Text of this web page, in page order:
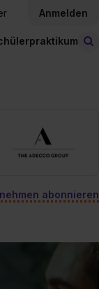
Anmelden
abonnieren